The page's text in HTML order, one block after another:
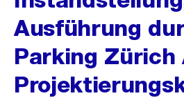
Ausführung
Parking Zürich